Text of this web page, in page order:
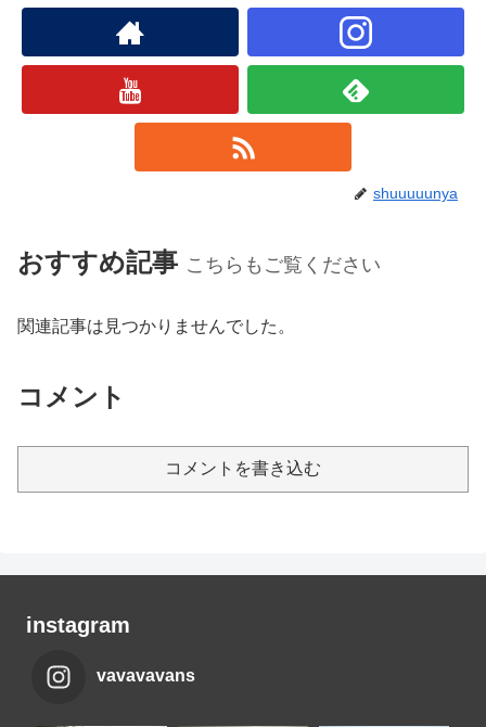
shuuuuunya
おすすめ記事 こちらもご覧ください
関連記事は見つかりませんでした。
コメント
コメントを書き込む
instagram
vavavavans